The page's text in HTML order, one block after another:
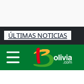
ÚLTIMAS NOTICIAS